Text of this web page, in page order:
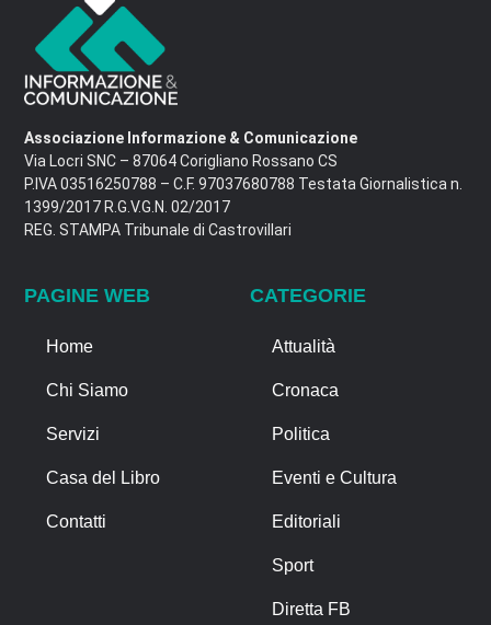
Associazione Informazione & Comunicazione
Via Locri SNC – 87064 Corigliano Rossano CS
P.IVA 03516250788 – C.F. 97037680788 Testata Giornalistica n.
1399/2017 R.G.V.G.N. 02/2017
REG. STAMPA Tribunale di Castrovillari
PAGINE WEB
Home
Chi Siamo
Servizi
Casa del Libro
Contatti
CATEGORIE
Attualità
Cronaca
Politica
Eventi e Cultura
Editoriali
Sport
Diretta FB